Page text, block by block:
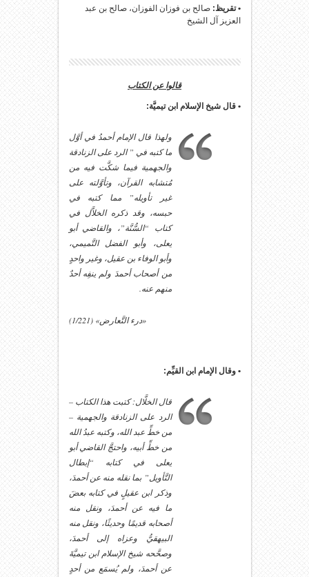
• تقريظ: صالح بن فوزان الفوزان، صالح بن عبد
العزيز آل الشيخ
قالوا عن الكتاب
• قال شيخ الإسلام ابن تيميَّة:
ولهذا قال الإمام أحمدُ في أوَّل
ما كتبه في ” الرد على الزنادقة
والجهمية فيما شكَّت فيه من
مُتشابه القرآن، وتأوَّلته على
غير تأويله” مما كتبه في
حبسه، وقد ذكره الخلاَّل في
كتاب “السُّنَّة”، والقاضي أبو
يعلى، وأبو الفضل التَّميمي،
وأبو الوفاء بن عقيل، وغير واحدٍ
من أصحاب أحمدَ ولم ينفِه أحدٌ
منهم عنه.
«درء التَّعارض» (1/221)
• وقال الإمام ابن القيِّم:
قال الخلَّال: كتبت هذا الكتاب –
الرد على الزنادقة والجهمية –
من خطِّ عبد الله، وكتبه عبدُ الله
من خطِّ أبيه، واحتجَّ القاضي أبو
يعلى في كتابه “إبطال
التَّأويل” بما نقله منه عن أحمدَ،
وذكر ابن عقيلٍ في كتابه بعضَ
ما فيه عن أحمدَ، ونقل منه
أصحابه قديمًا وحديثًا، ونقل منه
البيهقيُّ وعزاه إلى أحمدَ،
وصحَّحه شيخ الإسلام ابن تيميَّةَ
عن أحمدَ، ولم يُسمَع من أحدٍ